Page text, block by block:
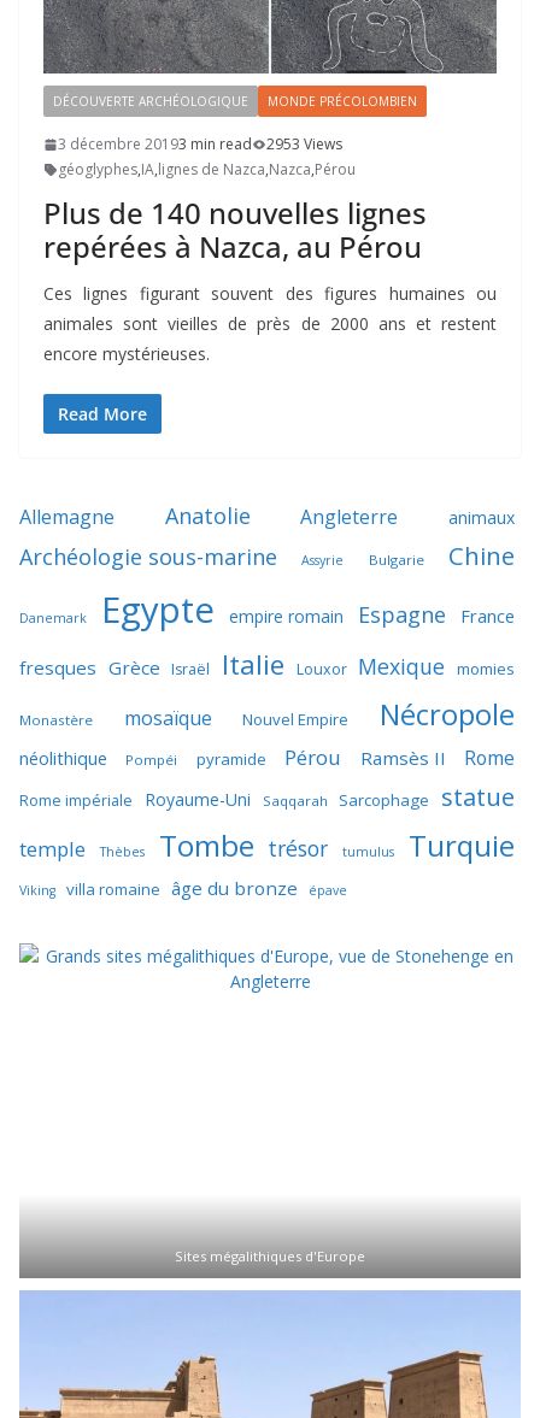
DÉCOUVERTE ARCHÉOLOGIQUE MONDE PRÉCOLOMBIEN
3 décembre 20193 min read
2953 Views
géoglyphes,IA,lignes de Nazca,Nazca,Pérou
Plus de 140 nouvelles lignes
repérées à Nazca, au Pérou
Ces lignes figurant souvent des figures humaines ou
animales sont vieilles de près de 2000 ans et restent
encore mystérieuses.
Read More
Allemagne Anatolie Angleterre animaux
Archéologie sous-marine Assyrie Bulgarie Chine
Danemark Egypte empire romain Espagne France
fresques Grèce Israël Italie Louxor Mexique momies
Monastère mosaïque Nouvel Empire Nécropole
néolithique Pompéi pyramide Pérou Ramsès II Rome
Rome impériale Royaume-Uni Saqqarah Sarcophage statue
temple Thèbes Tombe trésor tumulus Turquie
Viking villa romaine âge du bronze épave
Sites mégalithiques d'Europe